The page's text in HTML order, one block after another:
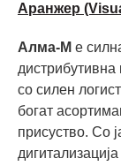
Аранжер
Алма-М е
дистрибутивна
со силен
богат
присуство. Со